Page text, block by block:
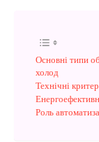
Основні типи
холод
Технічні
Роль